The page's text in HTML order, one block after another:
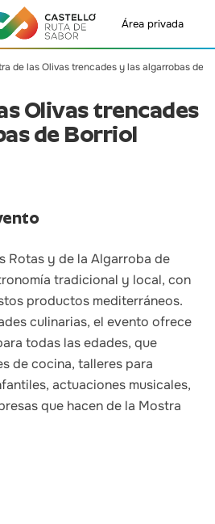
Área privada
de las Olivas trencades y las algarrobas de
Olivas trencades
de Borriol
Rotas y de la Algarroba de
tradicional y local, con
productos mediterráneos.
culinarias, el evento ofrece
todas las edades, que
de cocina, talleres para
actuaciones musicales,
que hacen de la Mostra